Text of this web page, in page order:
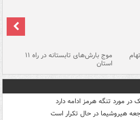
موج بارش‌های تابستانه در راه ۱۱
استان
مورد تنگه هرمز ادامه دارد
هیروشیما در حال تکرار است